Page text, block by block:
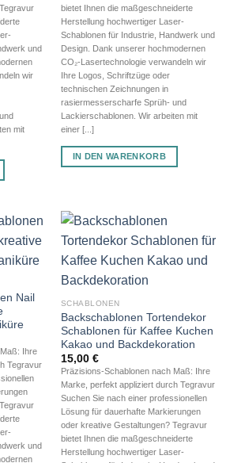
und
wir
mit
bietet Ihnen die maßgeschneiderte
Herstellung hochwertiger Laser-
Schablonen für Industrie, Handwerk und
Design. Dank unserer hochmodernen
CO₂-Lasertechnologie verwandeln wir
Ihre Logos, Schriftzüge oder
technischen Zeichnungen in
rasiermesserscharfe Sprüh- und
Lackierschablonen. Wir arbeiten mit
einer [...]
IN DEN WARENKORB
Nail
Ihre
Tegravur
und
SCHABLONEN
Backschablonen Tortendekor
Schablonen für Kaffee Kuchen
Kakao und Backdekoration
15,00 €
Präzisions-Schablonen nach Maß: Ihre
Marke, perfekt appliziert durch Tegravur
Suchen Sie nach einer professionellen
Lösung für dauerhafte Markierungen
oder kreative Gestaltungen? Tegravur
bietet Ihnen die maßgeschneiderte
Herstellung hochwertiger Laser-